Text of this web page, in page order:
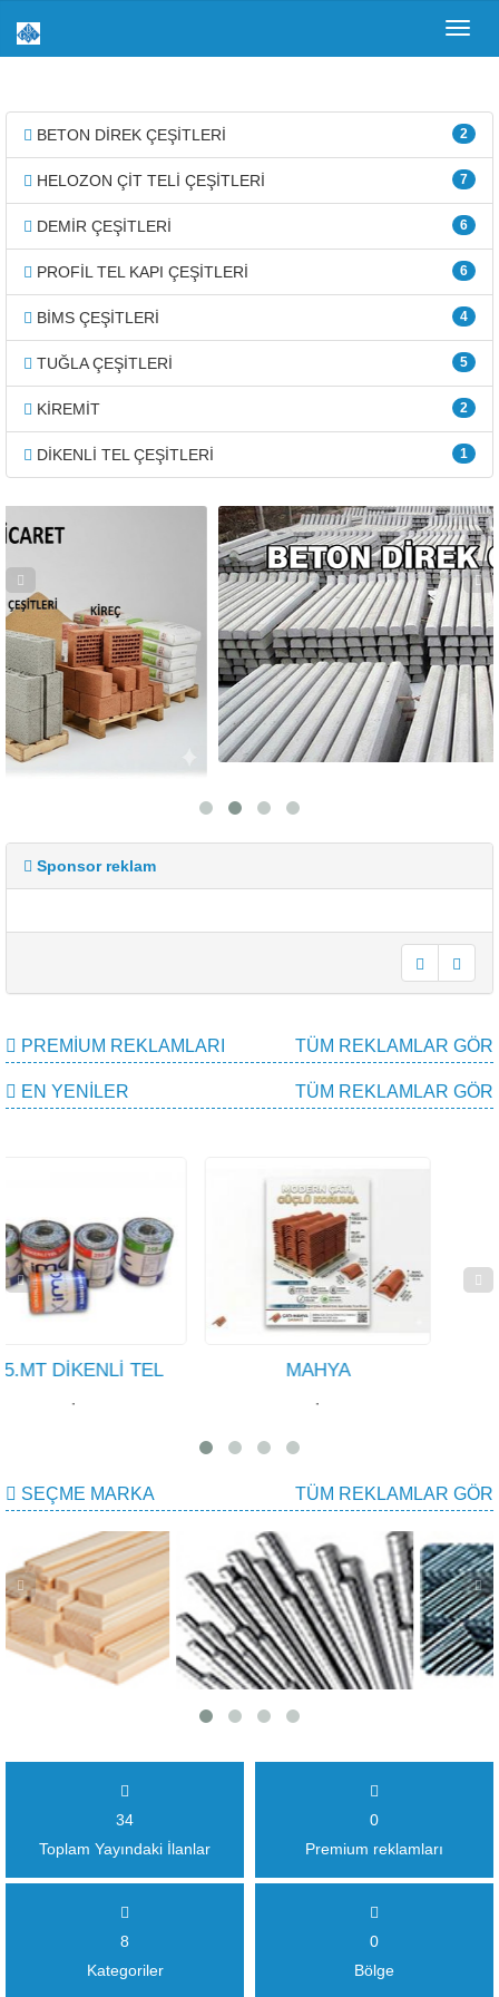
2
BETON DİREK ÇEŞİTLERİ
7
HELOZON ÇİT TELİ ÇEŞİTLERİ
6
DEMİR ÇEŞİTLERİ
6
PROFİL TEL KAPI ÇEŞİTLERİ
4
BİMS ÇEŞİTLERİ
5
TUĞLA ÇEŞİTLERİ
2
KİREMİT
1
DİKENLİ TEL ÇEŞİTLERİ
Sponsor reklam
PREMIUM REKLAMLARI TÜM REKLAMLAR GÖR
EN YENILER TÜM REKLAMLAR GÖR
TEL MAHYA
SEÇME MARKA TÜM REKLAMLAR GÖR
34
Toplam Yayındaki İlanlar
0
Premium reklamları
8
Kategoriler
0
Bölge